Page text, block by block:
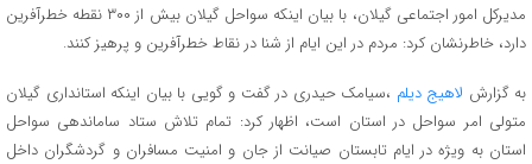
مدیرکل امور اجتماعی گیلان، با بیان اینکه سواحل گیلان بیش از ۳۰۰ نقطه خطرآفرین
دارد، خاطرنشان کرد: مردم در این ایام از شنا در نقاط خطرآفرین و پرهیز کنند.
به گزارش لاهیج دیلم ،سیامک حیدری در گفت و گویی با بیان اینکه استانداری گیلان
متولی امر سواحل در استان است، اظهار کرد: تمام تلاش ستاد ساماندهی سواحل
استان به ویژه در ایام تابستان صیانت از جان و امنیت مسافران و گردشگران داخل